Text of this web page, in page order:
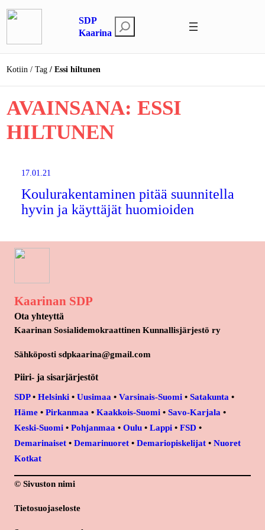
Siirry
sisältöön
SDP
Kaarina
t
s
Kotiin Tag Essi hiltunen
AVAINSANA: ESSI
HILTUNEN
17.01.21
Koulurakentaminen pitää suunnitella
hyvin ja käyttäjät huomioiden
Kaarinan SDP
Ota yhteyttä
Kaarinan Sosialidemokraattinen Kunnallisjärjestö ry
Sähköposti sdpkaarina@gmail.com
Piiri- ja sisarjärjestöt
SDP• Helsinki • Uusimaa • Varsinais-Suomi • Satakunta •
Häme • Pirkanmaa • Kaakkois-Suomi • Savo-Karjala •
Keski-Suomi • Pohjanmaa • Oulu • Lappi • FSD •
Demarinaiset • Demarinuoret • Demariopiskelijat • Nuoret
Kotkat
© Sivuston nimi
Tietosuojaseloste